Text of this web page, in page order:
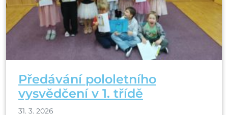
Předávání pololetního
vysvědčení v 1. třídě
31. 3. 2026